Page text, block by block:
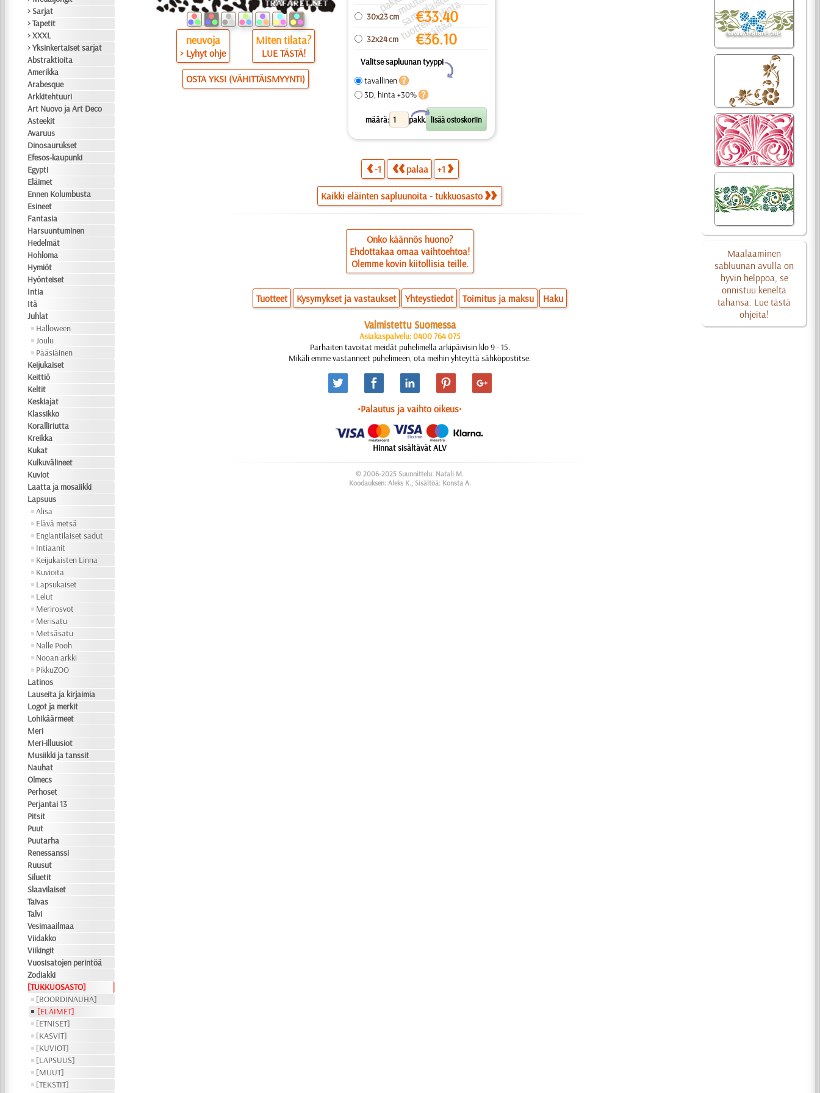
> Sarjat
> Tapetit
> XXXL
> Yksinkertaiset sarjat
Abstraktioita
Amerikka
Arabesque
Arkkitehtuuri
Art Nuovo ja Art Deco
Asteekit
Avaruus
Dinosaurukset
Efesos-kaupunki
Egypti
Eläimet
Ennen Kolumbusta
Esineet
Fantasia
Harsuuntuminen
Hedelmät
Hohloma
Hymiöt
Hyönteiset
Intia
Itä
Juhlat
Halloween
Joulu
Pääsiäinen
Keijukaiset
Keittiö
Keltit
Keskiajat
Klassikko
Koralliriutta
Kreikka
Kukat
Kulkuvälineet
Kuviot
Laatta ja mosaiikki
Lapsuus
Alisa
Elävä metsä
Englantilaiset sadut
Intiaanit
Keijukaisten Linna
Kuvioita
Lapsukaiset
Lelut
Merirosvot
Merisatu
Metsäsatu
Nalle Pooh
Nooan arkki
PikkuZOO
Latinos
Lauseita ja kirjaimia
Logot ja merkit
Lohikäärmeet
Meri
Meri-illuusiot
Musiikki ja tanssit
Nauhat
Olmecs
Perhoset
Perjantai 13
Pitsit
Puut
Puutarha
Renessanssi
Ruusut
Siluetit
Slaavilaiset
Taivas
Talvi
Vesimaailmaa
Viidakko
Viikingit
Vuosisatojen perintöä
Zodiakki
[TUKKUOSASTO]
[BOORDINAUHA]
[ELÄIMET]
[ETNISET]
[KASVIT]
[KUVIOT]
[LAPSUUS]
[MUUT]
[TEKSTIT]
Maalaaminen
sabluunan avulla on
hyvin helppoa, se
onnistuu keneltä
tahansa. Lue tästä
ohjeita!
neuvoja
> Lyhyt ohje
Miten tilata?
LUE TÄSTÄ!
OSTA YKSI (VÄHITTÄISMYYNTI)
a
a
u
a
s
ai
a
ei
a
ä
30x23 cm €33.40
32x24 cm €36.10
Valitse sapluunan tyyppi
Y
tavallinen
3D, hinta +30%
määrä: pakk.
X
-1 palaa +1
Kaikki eläinten sapluunoita - tukkuosasto
Onko käännös huono?
Ehdottakaa omaa vaihtoehtoa!
Olemme kovin kiitollisia teille.
Tuotteet Kysymykset ja vastaukset Yhteystiedot Toimitus ja maksu Haku
Valmistettu Suomessa
Asiakaspalvelu: 0400 764 075
Parhaiten tavoitat meidät puhelimella arkipäivisin klo 9 - 15.
Mikäli emme vastanneet puhelimeen, ota meihin yhteyttä sähköpostitse.
•Palautus ja vaihto oikeus•
Hinnat sisältävät ALV
© 2006-2025 Suunnittelu: Natali M.
Koodauksen: Aleks K.; Sisältöä: Konsta A.